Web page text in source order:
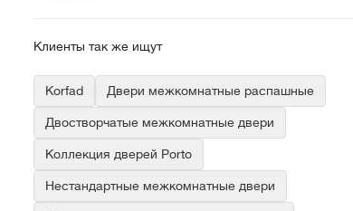
Клиенты так же ищут
Korfad Двери межкомнатные распашные
Двостворчатые межкомнатные двери
Коллекция дверей Porto
Нестандартные межкомнатные двери